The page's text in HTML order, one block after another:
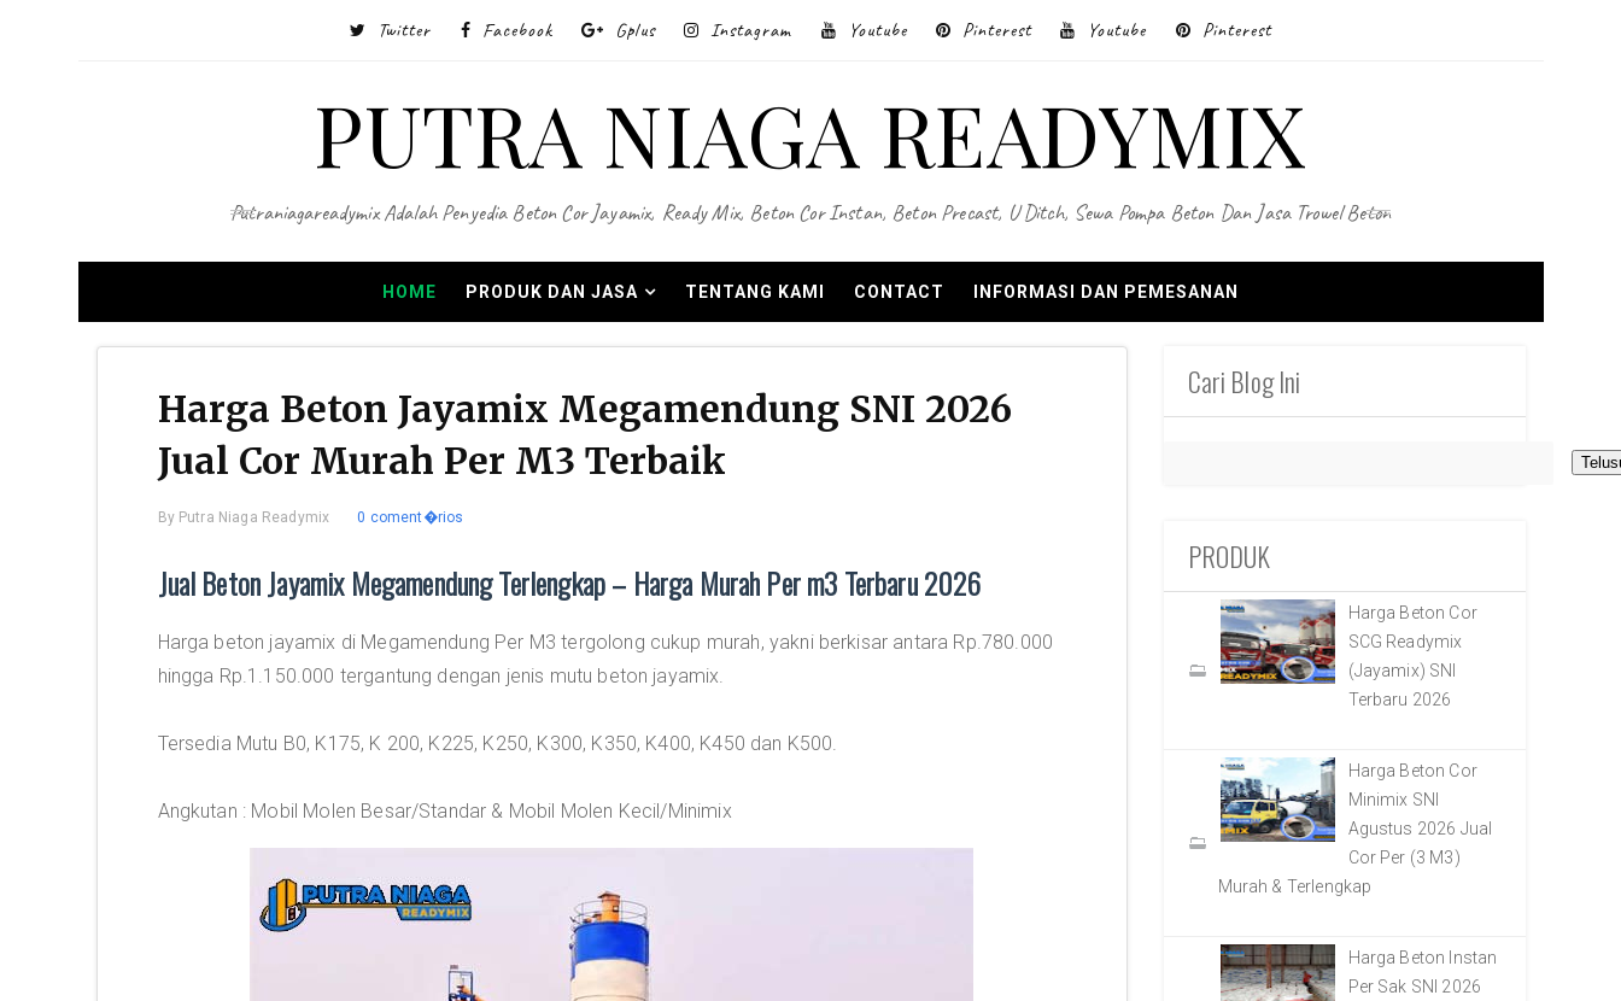
Twitter Facebook Gplus Instagram Youtube Pinterest Youtube Pinterest
PUTRA NIAGA READYMIX
Putraniagareadymix Adalah Penyedia Beton Cor Jayamix, Ready Mix, Beton Cor Instan, Beton Precast, U Ditch, Sewa Pompa Beton Dan Jasa Trowel Beton
HOME PRODUK DAN JASA TENTANG KAMI CONTACT INFORMASI DAN PEMESANAN
Harga Beton Jayamix Megamendung SNI 2026
Jual Cor Murah Per M3 Terbaik
By Putra Niaga Readymix 0 coment�rios
Jual Beton Jayamix Megamendung Terlengkap – Harga Murah Per m3 Terbaru 2026
Harga beton jayamix di Megamendung Per M3 tergolong cukup murah, yakni berkisar antara Rp.780.000
hingga Rp.1.150.000 tergantung dengan jenis mutu beton jayamix.
Tersedia Mutu B0, K175, K 200, K225, K250, K300, K350, K400, K450 dan K500.
Angkutan : Mobil Molen Besar/Standar & Mobil Molen Kecil/Minimix
Cari Blog Ini
PRODUK
Harga Beton Cor
SCG Readymix
(Jayamix) SNI
Terbaru 2026
Harga Beton Cor
Minimix SNI
Agustus 2026 Jual
Cor Per (3 M3)
Murah & Terlengkap
Harga Beton Instan
Per Sak SNI 2026